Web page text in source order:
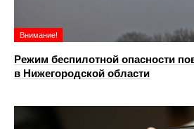
Внимание!
Режим беспилотной опасности
в Нижегородской области